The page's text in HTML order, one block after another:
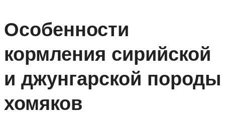
Особенности
кормления сирийской
и джунгарской породы
хомяков